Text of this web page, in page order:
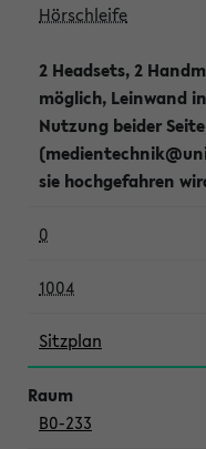
Hörschleife
2 Headsets, 2
möglich, Leinwand
Nutzung beider
sie hochgefahren
0
1004
Sitzplan
B0-233